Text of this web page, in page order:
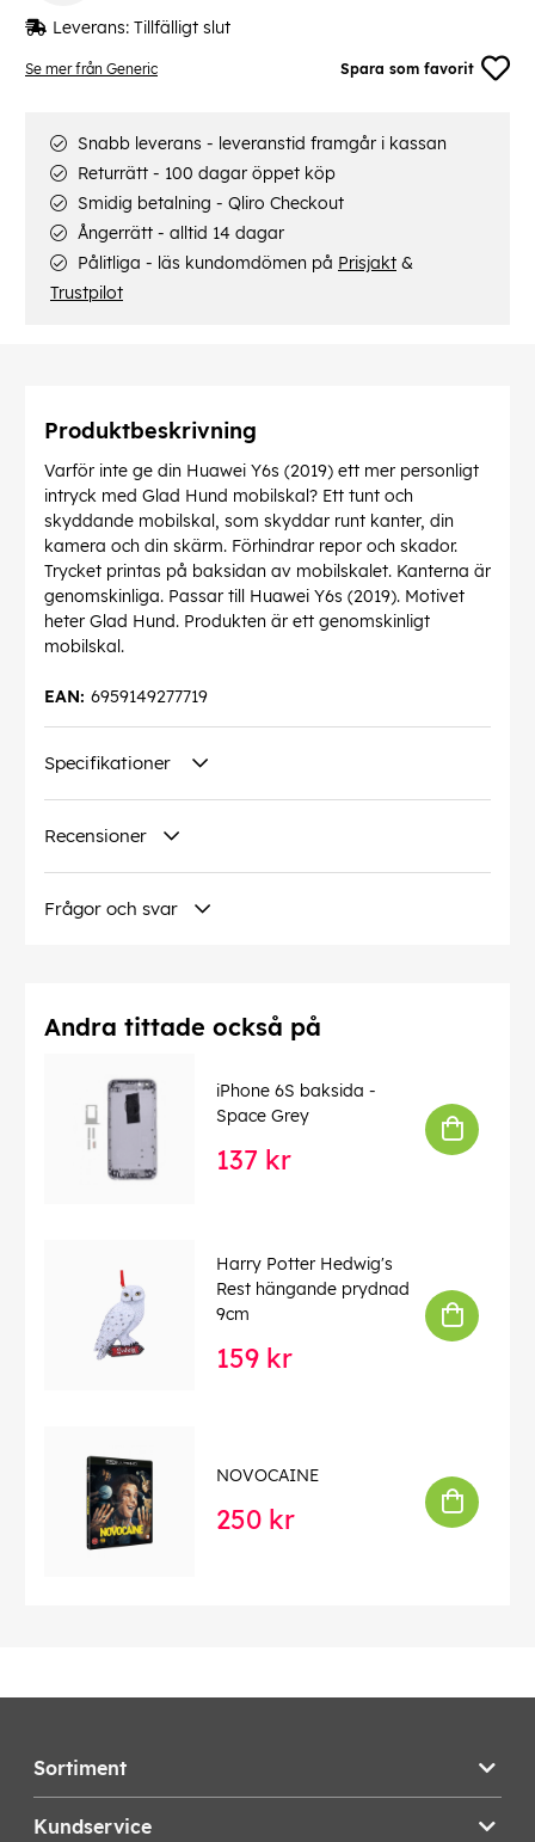
Se mer från Generic Spara som favorit
Leverans: Tillfälligt slut
Snabb leverans - leveranstid framgår i kassan
Returrätt - 100 dagar öppet köp
Smidig betalning - Qliro Checkout
Ångerrätt - alltid 14 dagar
Pålitliga - läs kundomdömen på Prisjakt &
Trustpilot
Produktbeskrivning
Varför inte ge din Huawei Y6s (2019) ett mer personligt
intryck med Glad Hund mobilskal? Ett tunt och
skyddande mobilskal, som skyddar runt kanter, din
kamera och din skärm. Förhindrar repor och skador.
Trycket printas på baksidan av mobilskalet. Kanterna är
genomskinliga. Passar till Huawei Y6s (2019). Motivet
heter Glad Hund. Produkten är ett genomskinligt
mobilskal.
6959149277719
EAN:
Specifikationer
Recensioner
Frågor och svar
Andra tittade också på
iPhone 6S baksida -
Space Grey
137 kr
Harry Potter Hedwig's
Rest hängande prydnad
9cm
159 kr
NOVOCAINE
250 kr
Sortiment
Kundservice